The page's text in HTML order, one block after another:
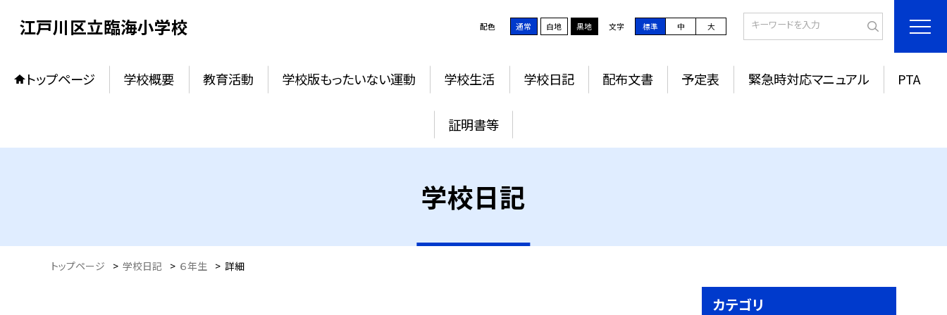
江戸川区立臨海小学校 配色 通常 白地 黒地 文字 標準 中 大
トップページ 学校概要 教育活動 学校版もったいない運動 学校生活 学校日記 配布文書 予定表 緊急時対応マニュアル PTA
証明書等
学校日記
トップページ > 学校日記 > ６年生 > 詳細
カテゴリ